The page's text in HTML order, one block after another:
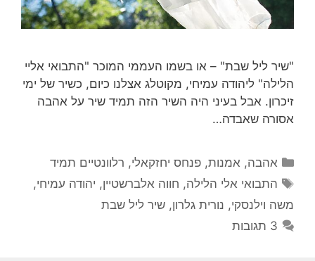
"שיר ליל שבת" – או בשמו העממי המוכר "התבואי אליי
הלילה" ליהודה עמיחי, מקוטלג אצלנו כיום, כשיר של ימי
זיכרון. אבל בעיני היה השיר הזה תמיד שיר על אהבה
אסורה שאבדה…
קטגוריות
אהבה, אמנות,פנחס יחזקאלי, רלוונטיים תמיד
תגיות
התבואי אלי הלילה, חווה אלברשטיין, יהודה עמיחי,
משה וילנסקי, נורית גלרון, שיר ליל שבת
3 תגובות